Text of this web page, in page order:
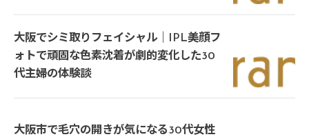
大阪でシミ取りフェイシャル｜IPL美顔フ
ォトで頑固な色素沈着が劇的変化した30
代主婦の体験談
大阪市で毛穴の開きが気になる30代女性